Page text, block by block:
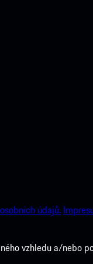
údajů.
vzhledu a/nebo